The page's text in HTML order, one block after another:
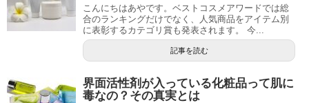
こんにちはあやです。ベストコスメアワードでは総
合のランキングだけでなく、人気商品をアイテム別
に表彰するカテゴリ賞も発表されます。 今...
記事を読む
界面活性剤が入っている化粧品って肌に
毒なの？その真実とは